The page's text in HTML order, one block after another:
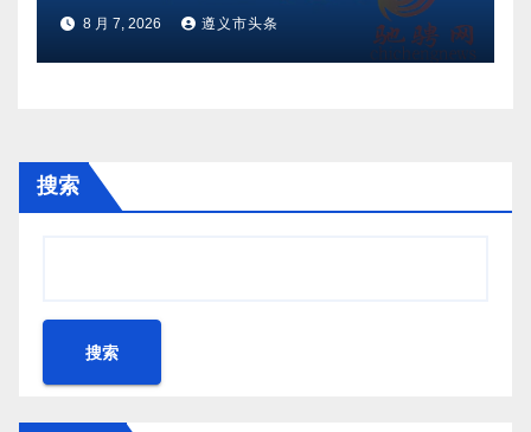
8 月 7, 2026 遵义市头条
搜索
搜索